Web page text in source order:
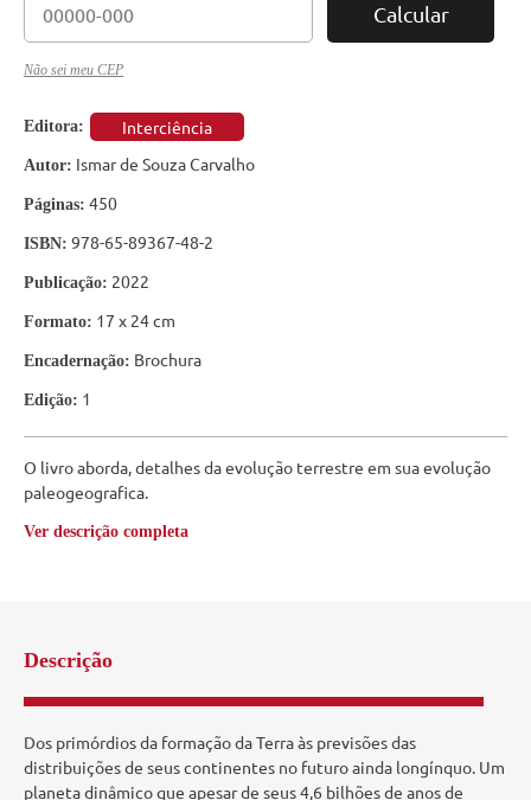
Editora: Interciência
Autor: Ismar de Souza Carvalho
Páginas: 450
ISBN: 978-65-89367-48-2
Publicação: 2022
Formato: 17 x 24 cm
Encadernação: Brochura
Edição: 1
O livro aborda, detalhes da evolução terrestre em sua evolução
paleogeografica.
Ver descrição completa
Calcular
Não sei meu CEP
Descrição
Dos primórdios da formação da Terra às previsões das
distribuições de seus continentes no futuro ainda longínquo. Um
planeta dinâmico que apesar de seus 4,6 bilhões de anos de